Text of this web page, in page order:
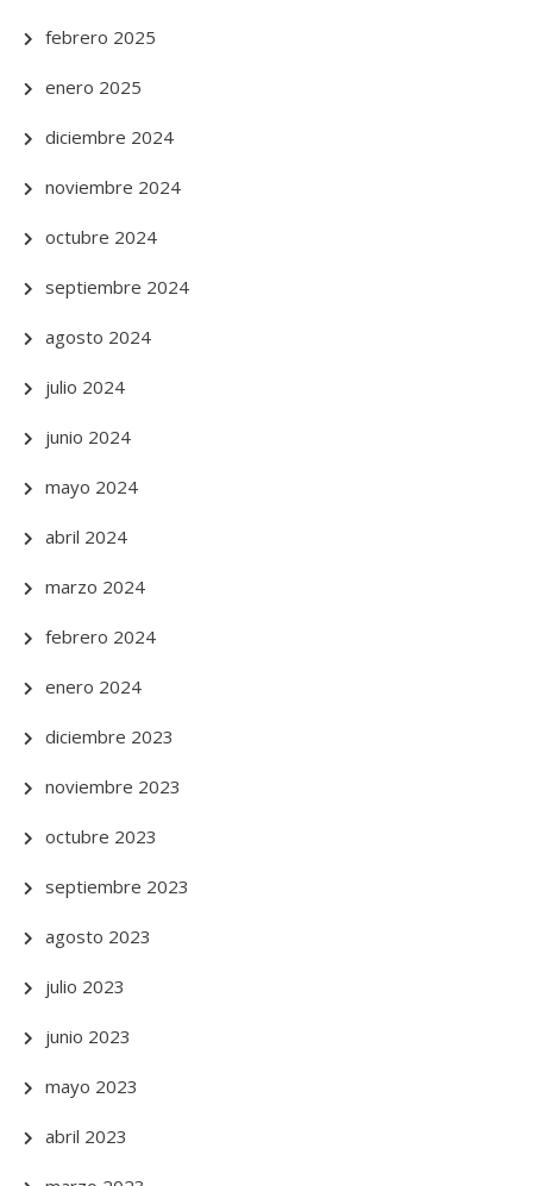
febrero 2025
enero 2025
diciembre 2024
noviembre 2024
octubre 2024
septiembre 2024
agosto 2024
julio 2024
junio 2024
mayo 2024
abril 2024
marzo 2024
febrero 2024
enero 2024
diciembre 2023
noviembre 2023
octubre 2023
septiembre 2023
agosto 2023
julio 2023
junio 2023
mayo 2023
abril 2023